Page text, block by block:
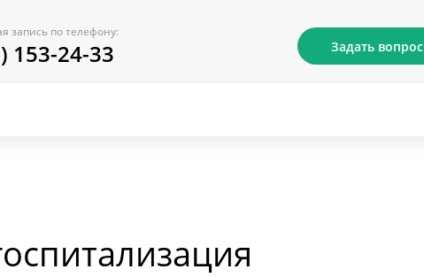
запись по телефону:
153-24-33 Задать вопрос